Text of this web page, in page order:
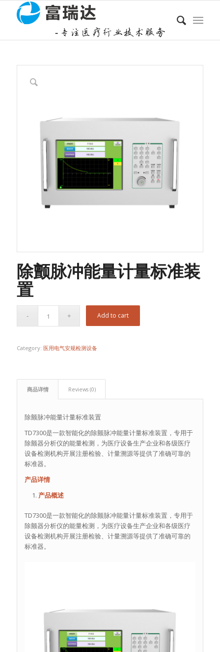
除颤脉冲能量计量标准装
置
Add to cart
Category: 医用电气安规检测设备
商品详情 Reviews (0)
除颤脉冲能量计量标准装置
TD7300是一款智能化的除颤脉冲能量计量标准装置，专用于
除颤器分析仪的能量检测，为医疗设备生产企业和各级医疗
设备检测机构开展注册检验、计量溯源等提供了准确可靠的
标准器。
产品详情
产品概述
TD7300是一款智能化的除颤脉冲能量计量标准装置，专用于
除颤器分析仪的能量检测，为医疗设备生产企业和各级医疗
设备检测机构开展注册检验、计量溯源等提供了准确可靠的
标准器。